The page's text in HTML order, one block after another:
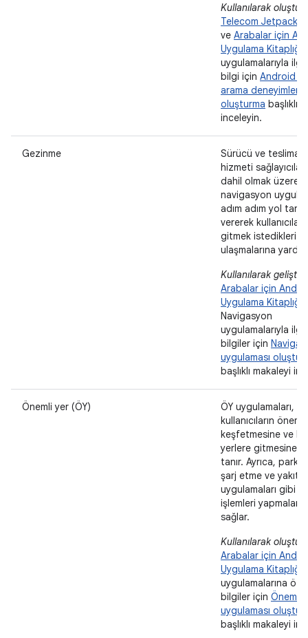
Kullanılarak
Telecom Jetpack
ve Arabalar için
Uygulama Kitaplığı
uygulamalarıyla
bilgi için Android
arama deneyimleri
oluşturma başlıklı
inceleyin.
Gezinme
Sürücü ve teslimat
hizmeti
dahil olmak üzere
navigasyon
adım adım yol tarifi
vererek
gitmek istedikleri
ulaşmalarına
Kullanılarak
Arabalar için
Uygulama Kitaplığı
Navigasyon
uygulamalarıyla
bilgiler için
uygulaması
başlıklı makaleyi
Önemli yer (ÖY)
ÖY uygulamaları,
kullanıcıların
keşfetmesine ve bu
yerlere gitmesine
tanır. Ayrıca, park
şarj etme ve yakıt
uygulamaları gibi
işlemleri yapmalarını
sağlar.
Kullanılarak
Arabalar için
Uygulama Kitaplığı
uygulamalarına
bilgiler için Önemli
uygulaması
başlıklı makaleyi